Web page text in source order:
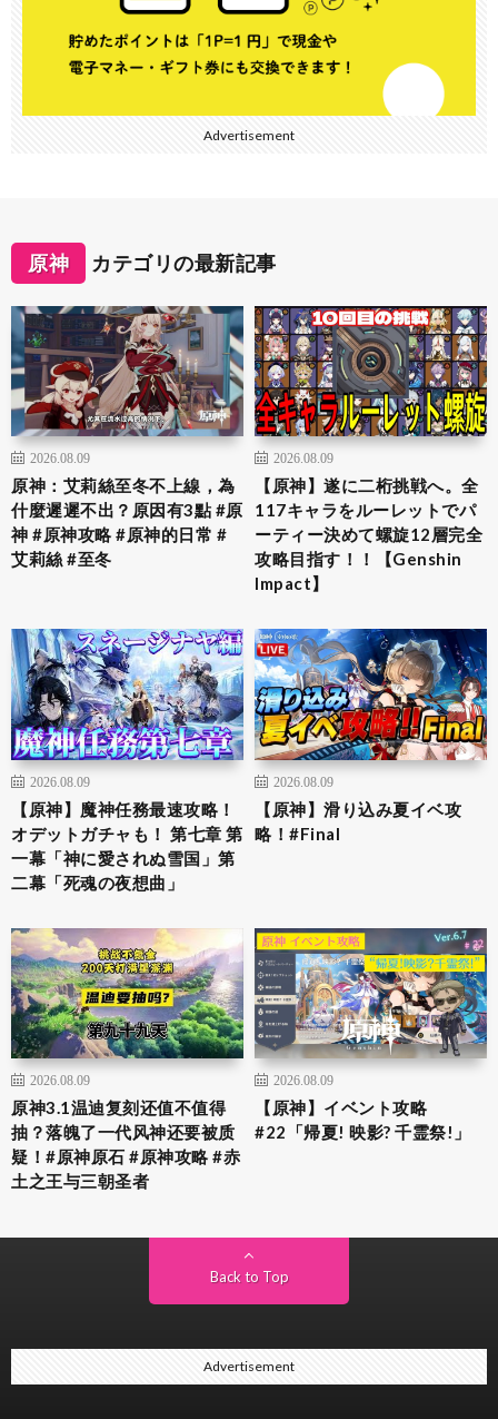
Advertisement
原神 カテゴリの最新記事
2026.08.09
原神：艾莉絲至冬不上線，為
什麼遲遲不出？原因有3點 #原
神 #原神攻略 #原神的日常 #
艾莉絲 #至冬
2026.08.09
【原神】遂に二桁挑戦へ。全
117キャラをルーレットでパ
ーティー決めて螺旋12層完全
攻略目指す！！【Genshin
Impact】
2026.08.09
【原神】魔神任務最速攻略！
オデットガチャも！ 第七章 第
一幕「神に愛されぬ雪国」第
二幕「死魂の夜想曲」
2026.08.09
【原神】滑り込み夏イベ攻
略！#Final
2026.08.09
原神3.1温迪复刻还值不值得
抽？落魄了一代风神还要被质
疑！#原神原石 #原神攻略 #赤
土之王与三朝圣者
2026.08.09
【原神】イベント攻略
#22「帰夏! 映影? 千霊祭!」
Back to Top
Advertisement